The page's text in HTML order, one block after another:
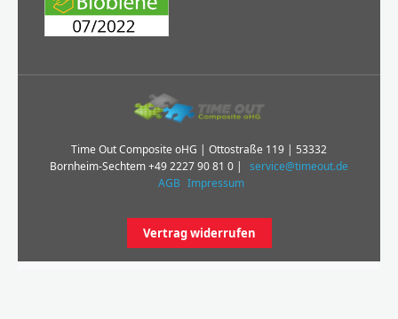
Time Out Composite oHG | Ottostraße 119 | 53332
Bornheim-Sechtem+49 2227 90 81 0 |
service@timeout.de
AGB Impressum
Vertrag widerrufen